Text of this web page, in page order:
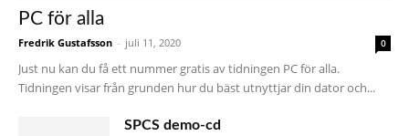
PC för alla
Fredrik Gustafsson - juli 11, 2020 0
Just nu kan du få ett nummer gratis av tidningen PC för alla.
Tidningen visar från grunden hur du bäst utnyttjar din dator och...
SPCS demo-cd